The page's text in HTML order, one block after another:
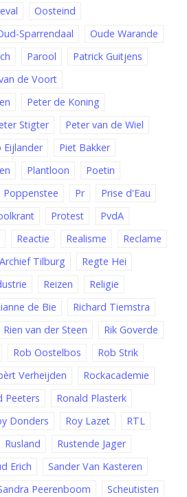
Oosteind
Sparrendaal
Oude Warande
Parool
Patrick Guitjens
de Voort
Peter de Koning
Stigter
Peter van de Wiel
Eijlander
Piet Bakker
Plantloon
Poetin
Poppenstee Pr
Prise d'Eau
Protest
PvdA
Reactie Realisme
Reclame
Tilburg
Regte Hei
Reizen
Religie
de Bie
Richard Tiemstra
Rien van der Steen
Rik Goverde
Rob Oostelbos
Rob Strik
Verheijden
Rockacademie
Peeters
Ronald Plasterk
Donders Roy Lazet
RTL
Rusland
Rustende Jager
Erich
Sander Van Kasteren
Peerenboom
Scheutisten